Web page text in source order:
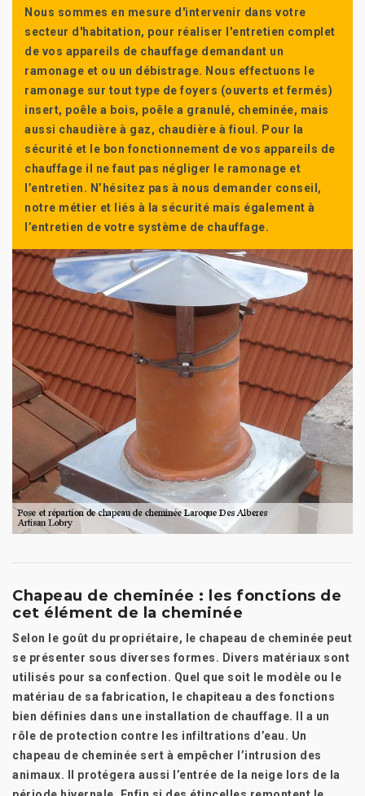
Nous sommes en mesure d'intervenir dans votre
secteur d'habitation, pour réaliser l'entretien complet
de vos appareils de chauffage demandant un
ramonage et ou un débistrage. Nous effectuons le
ramonage sur tout type de foyers (ouverts et fermés)
insert, poêle a bois, poêle a granulé, cheminée, mais
aussi chaudière à gaz, chaudière à fioul. Pour la
sécurité et le bon fonctionnement de vos appareils de
chauffage il ne faut pas négliger le ramonage et
l’entretien. N’hésitez pas à nous demander conseil,
notre métier et liés à la sécurité mais également à
l’entretien de votre système de chauffage.
Chapeau de cheminée : les fonctions de
cet élément de la cheminée
Selon le goût du propriétaire, le chapeau de cheminée peut
se présenter sous diverses formes. Divers matériaux sont
utilisés pour sa confection. Quel que soit le modèle ou le
matériau de sa fabrication, le chapiteau a des fonctions
bien définies dans une installation de chauffage. Il a un
rôle de protection contre les infiltrations d’eau. Un
chapeau de cheminée sert à empêcher l’intrusion des
animaux. Il protégera aussi l’entrée de la neige lors de la